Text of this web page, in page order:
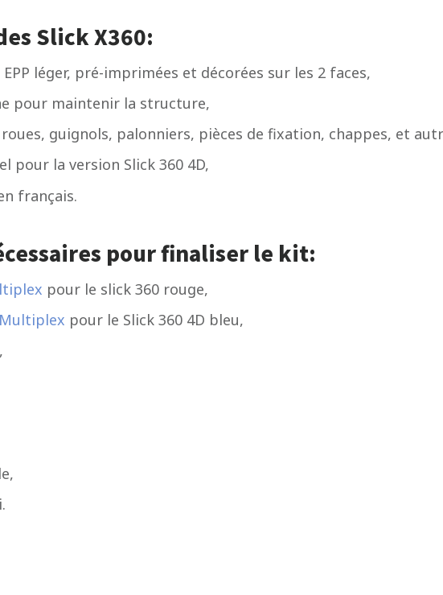
Slick X360:
léger, pré-imprimées et décorées sur les 2 faces,
pour maintenir la structure,
guignols, palonniers, pièces de fixation, chappes, et
pour la version Slick 360 4D,
français.
pour finaliser le kit:
pour le slick 360 rouge,
pour le Slick 360 4D bleu,